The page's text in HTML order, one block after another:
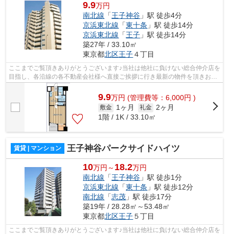
9.9万円
南北線 「王子神谷 」駅 徒歩4分
京浜東北線 「東十条 」駅 徒歩14分
京浜東北線 「王子 」駅 徒歩14分
築27年 / 33.10㎡
東京都北区王子４丁目
ここまでご覧頂きありがとうございます♪当社は他社に負けない総合仲介店を
目指し、各沿線の各不動産会社様へ直接ご挨拶に行き最新の物件を頂きお客
様へ提供しております！最新の情報は...
9.9万円 (管理費等：6,000円 )
敷金 1ヶ月 礼金 2ヶ月
1階 / 1K / 33.10㎡
賃貸 | マンション 王子神谷パークサイドハイツ
10万円～ 18.2万円
南北線 「王子神谷 」駅 徒歩1分
京浜東北線 「東十条 」駅 徒歩12分
南北線 「志茂 」駅 徒歩17分
築19年 / 28.28㎡～53.48㎡
東京都北区王子５丁目
ここまでご覧頂きありがとうございます♪当社は他社に負けない総合仲介店を